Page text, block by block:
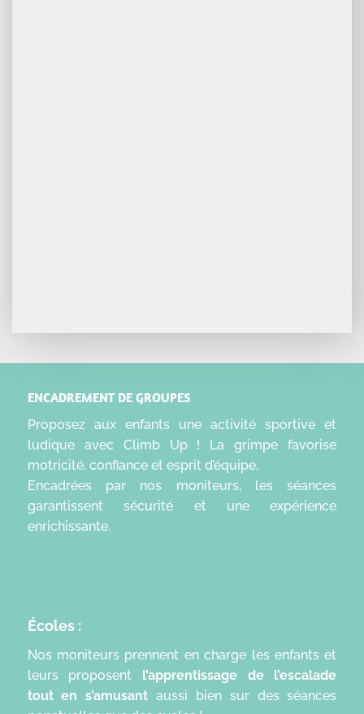
ENCADREMENT DE GROUPES
Proposez aux enfants une activité sportive et
ludique avec Climb Up ! La grimpe favorise
motricité, confiance et esprit d’équipe.
Encadrées par nos moniteurs, les séances
garantissent sécurité et une expérience
enrichissante.
Écoles :
Nos moniteurs prennent en charge les enfants et
leurs proposent l’apprentissage de l’escalade
tout en s’amusant aussi bien sur des séances